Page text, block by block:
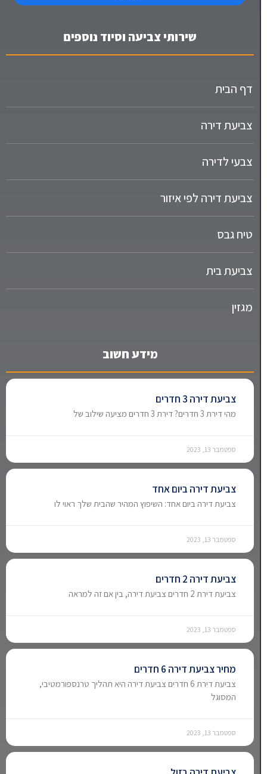
שירותי צביעה וסיוד נוספים
דף הבית
צביעת דירה
צבעי לדירה
צביעת דירה לפי איזור
טיח גבס
צביעת בית
מגזין
מידע חשוב
צביעת דירה 3 חדרים
מהי דירת 3 חדרים? דירת 3 חדרים מציעה שילוב של
ספטמבר 13, 2023
צביעת דירה ביום אחד
צביעת דירה ביום אחד: השיפוץ המהיר שהבית שלך ראוי לו
ספטמבר 13, 2023
צביעת דירה 2 חדרים
צביעת דירת 2 חדרים צביעת דירה, בין אם זה למראה
ספטמבר 13, 2023
מחיר צביעת דירה 6 חדרים
צביעת דירת 6 חדרים צביעת דירה היא תהליך טרנספורמטיבי,
המסוגל
ספטמבר 13, 2023